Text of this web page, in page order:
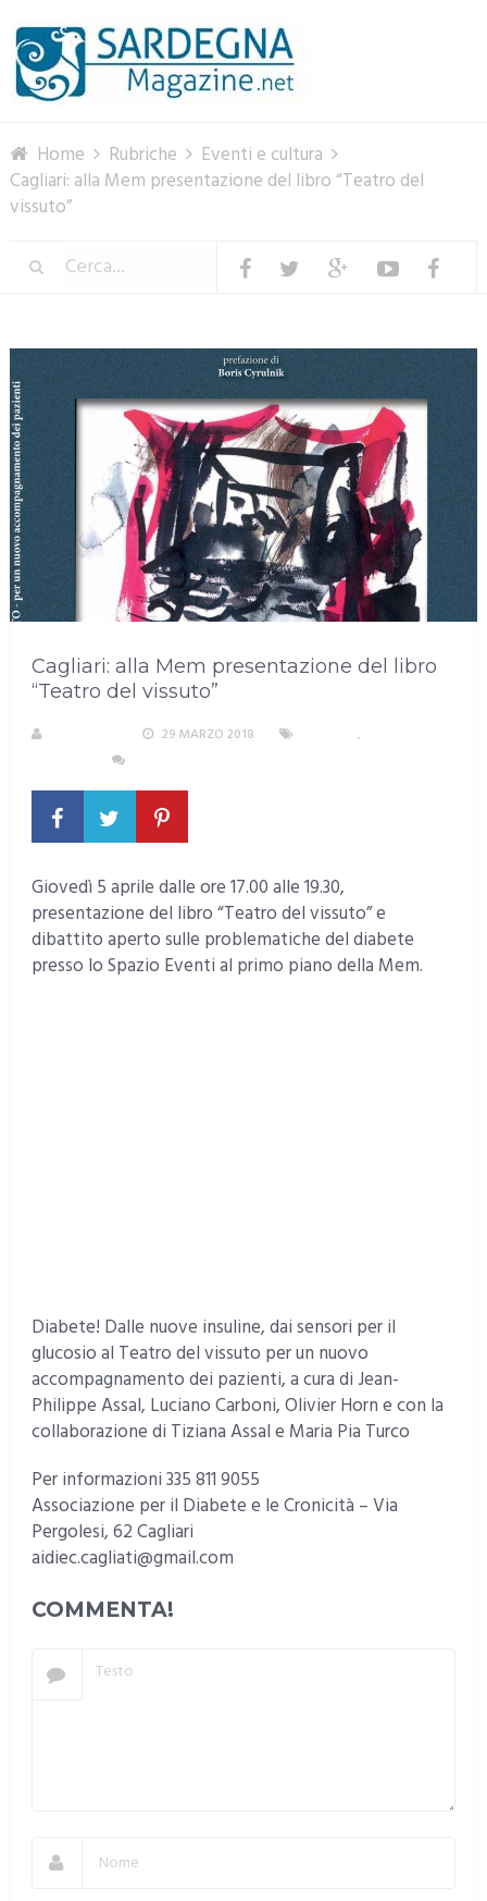
Home Rubriche
Eventi e cultura
Cagliari: alla Mem presentazione del libro “Teatro del
vissuto”
Cagliari: alla Mem presentazione del libro
“Teatro del vissuto”
29 MARZO 2018 ,
Giovedì 5 aprile dalle ore 17.00 alle 19.30,
presentazione del libro “Teatro del vissuto” e
dibattito aperto sulle problematiche del diabete
presso lo Spazio Eventi al primo piano della Mem.
Diabete! Dalle nuove insuline, dai sensori per il
glucosio al Teatro del vissuto per un nuovo
accompagnamento dei pazienti, a cura di Jean-
Philippe Assal, Luciano Carboni, Olivier Horn e con la
collaborazione di Tiziana Assal e Maria Pia Turco
Per informazioni 335 811 9055
Associazione per il Diabete e le Cronicità – Via
Pergolesi, 62 Cagliari
aidiec.cagliati@gmail.com
COMMENTA!